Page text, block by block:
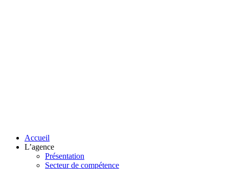
Accueil
L’agence
Présentation
Secteur de compétence